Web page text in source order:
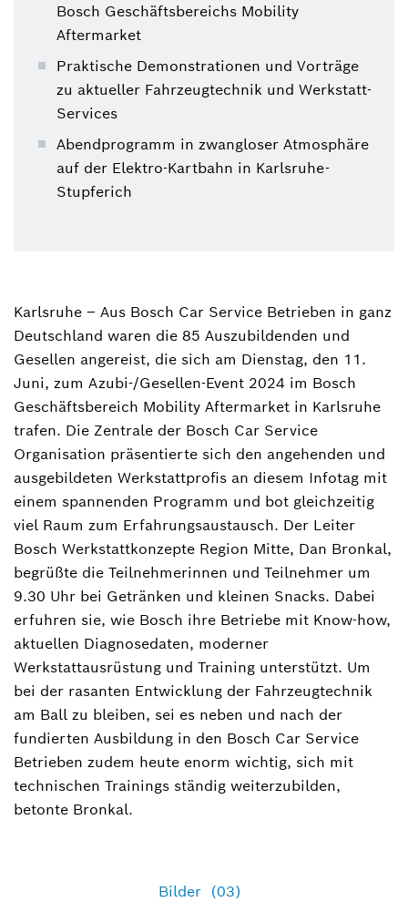
Bosch Geschäftsbereichs Mobility
Aftermarket
Praktische Demonstrationen und Vorträge
zu aktueller Fahrzeugtechnik und Werkstatt-
Services
Abendprogramm in zwangloser Atmosphäre
auf der Elektro-Kartbahn in Karlsruhe-
Stupferich
Karlsruhe – Aus Bosch Car Service Betrieben in ganz
Deutschland waren die 85 Auszubildenden und
Gesellen angereist, die sich am Dienstag, den 11.
Juni, zum Azubi-/Gesellen-Event 2024 im Bosch
Geschäftsbereich Mobility Aftermarket in Karlsruhe
trafen. Die Zentrale der Bosch Car Service
Organisation präsentierte sich den angehenden und
ausgebildeten Werkstattprofis an diesem Infotag mit
einem spannenden Programm und bot gleichzeitig
viel Raum zum Erfahrungsaustausch. Der Leiter
Bosch Werkstattkonzepte Region Mitte, Dan Bronkal,
begrüßte die Teilnehmerinnen und Teilnehmer um
9.30 Uhr bei Getränken und kleinen Snacks. Dabei
erfuhren sie, wie Bosch ihre Betriebe mit Know-how,
aktuellen Diagnosedaten, moderner
Werkstattausrüstung und Training unterstützt. Um
bei der rasanten Entwicklung der Fahrzeugtechnik
am Ball zu bleiben, sei es neben und nach der
fundierten Ausbildung in den Bosch Car Service
Betrieben zudem heute enorm wichtig, sich mit
technischen Trainings ständig weiterzubilden,
betonte Bronkal.
Bilder (03)